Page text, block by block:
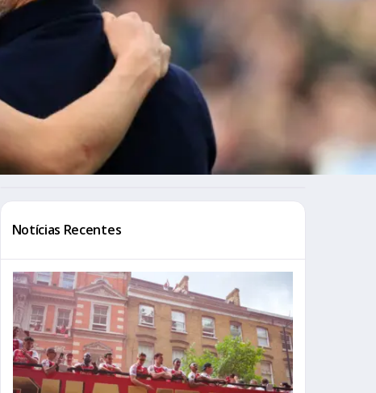
Notícias Recentes